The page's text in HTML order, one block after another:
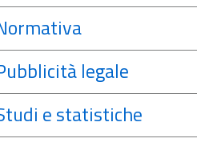
legale
e statistiche